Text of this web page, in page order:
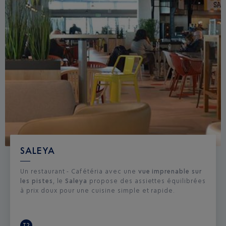
SALEYA
Un restaurant - Cafétéria avec une vue imprenable sur
les pistes , le Saleya propose des assiettes équilibrées
à prix doux pour une cuisine simple et rapide.